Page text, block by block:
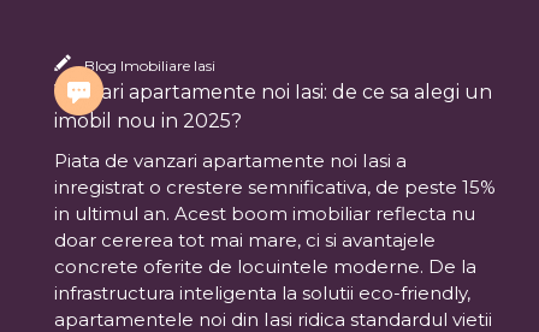
Blog Imobiliare Iasi
Vanzari apartamente noi Iasi: de ce sa alegi un
imobil nou in 2025?
Piata de vanzari apartamente noi Iasi a
inregistrat o crestere semnificativa, de peste 15%
in ultimul an. Acest boom imobiliar reflecta nu
doar cererea tot mai mare, ci si avantajele
concrete oferite de locuintele moderne. De la
infrastructura inteligenta la solutii eco-friendly,
apartamentele noi din Iasi ridica standardul vietii